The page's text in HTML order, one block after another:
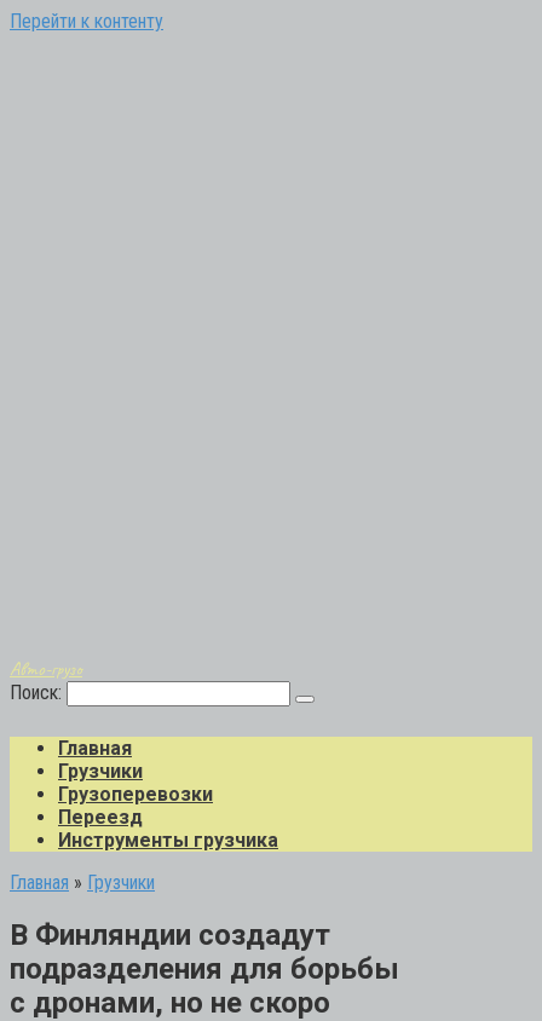
Перейти к контенту
Авто-грузо
Поиск:
Главная
Грузчики
Грузоперевозки
Переезд
Инструменты грузчика
Главная » Грузчики
В Финляндии создадут
подразделения для борьбы
с дронами, но не скоро